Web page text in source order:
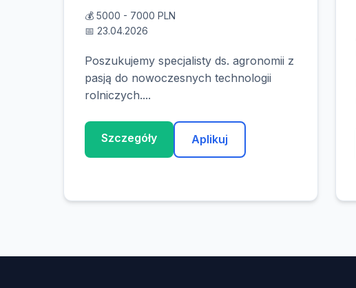
💰 5000 - 7000 PLN
📅 23.04.2026
Poszukujemy specjalisty ds. agronomii z
pasją do nowoczesnych technologii
rolniczych....
Szczegóły Aplikuj